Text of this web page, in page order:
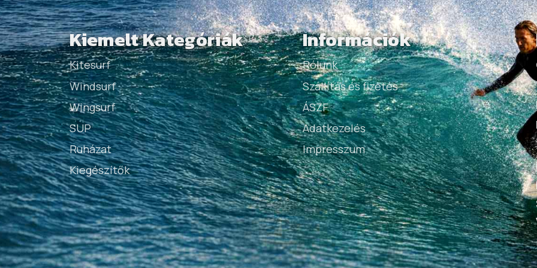
Kiemelt Kategóriák
Kitesurf
Windsurf
Wingsurf
SUP
Ruházat
Kiegészítők
Információk
Rólunk
Szállítás és fizetés
ÁSZF
Adatkezelés
Impresszum